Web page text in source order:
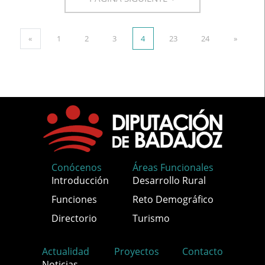
« 1 2 3 4 23 24 »
Conócenos
Introducción
Funciones
Directorio
Áreas Funcionales
Desarrollo Rural
Reto Demográfico
Turismo
Actualidad
Proyectos Contacto